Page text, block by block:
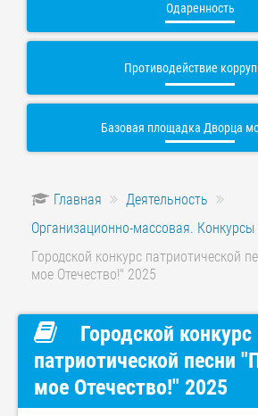
Одаренность
Противодействие
Базовая площадка Дворца
Главная
Деятельность
Организационно-массовая. Конкурсы
Городской конкурс патриотической
мое Отечество!" 2025
Городской конкурс
патриотической песни
мое Отечество!" 2025